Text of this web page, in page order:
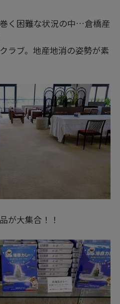
く困難な状況の中…倉橋産
ラブ。地産地消の姿勢が素
が大集合！！